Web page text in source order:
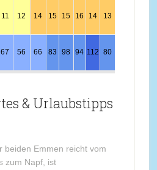
11 12 14 15 15 16 14 13
67 56 66 83 98 94 112 80
& Urlaubstipps
beiden Emmen reicht vom
zum Napf, ist